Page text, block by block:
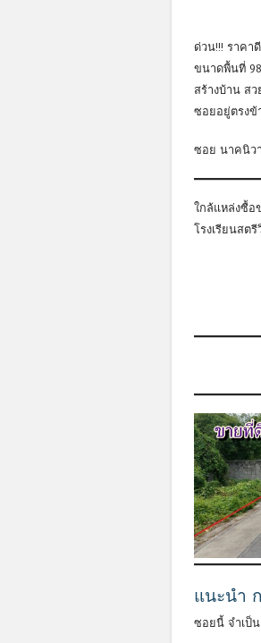
ด่วน!!! ราคา
ขนาดพื้นที่ 98
สร้างบ้าน ส
ซอยอยู่ตรงข้
ซอย นาคนิว
ใกล้แหล่งซื้อ
โรงเรียนสต
แนะนำ
ซอยนี้ จำเป็